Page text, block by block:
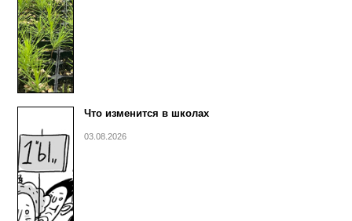
Что изменится в школах
03.08.2026